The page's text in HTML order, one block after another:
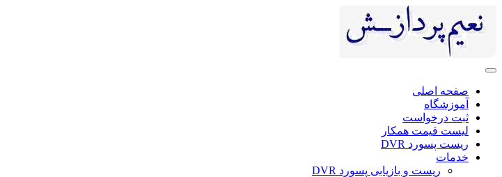
صفحه اصلی
آموزشگاه
ثبت درخواست
لیست قیمت همکار
ریست پسورد DVR
خدمات
ریست و بازیابی پسورد DVR